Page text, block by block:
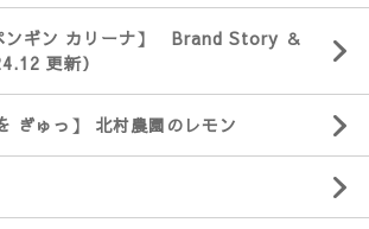
ンギン カリーナ】 Brand Story ＆
更新）
ぎゅっ】 北村農園のレモン